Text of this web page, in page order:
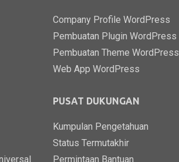
Company Profile WordPress
Pembuatan Plugin WordPress
Pembuatan Theme WordPress
Web App WordPress
PUSAT DUKUNGAN
Kumpulan Pengetahuan
Status Termutakhir
Permintaan Bantuan